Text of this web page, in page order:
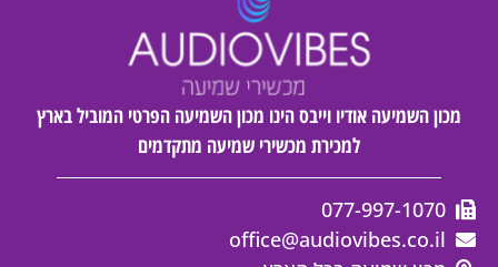
מכון השמיעה אודיו וייבס הינו מכון השמיעה הפרטי המוביל בארץ
למכירת מכשירי שמיעה מתקדמים
077-997-1070
office@audiovibes.co.il